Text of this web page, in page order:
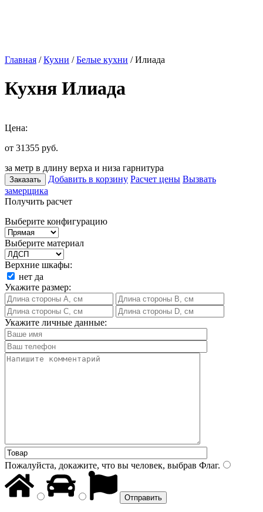
Главная /Кухни /Белые кухни / Илиада
Кухня Илиада
Цена:
от 31355 руб.
за метр в длину верха и низа гарнитура
Заказать Добавить в корзину Расчет цены Вызвать
замерщика
Получить расчет
Выберите конфигурацию
Выберите материал
Верхние шкафы:
нет да
Укажите размер:
Укажите личные данные:
Пожалуйста, докажите, что вы человек, выбрав Флаг.